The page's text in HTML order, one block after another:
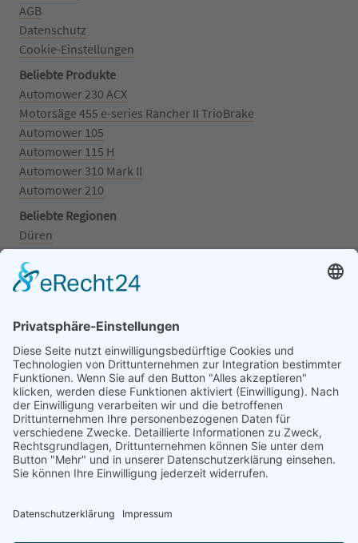
AGB
Datenschutz
Cookie-Einstellungen
Beliebte Produkte
Automower 230 ACX
Motorsäge 455 e-series Rancher II TrioBrake
Automower 105
Automower 115 H
Automower 310 Mark II
Automower 210
Beliebte Regionen
Düren
Grafschaft
Kalenborn
Mayschoß
Bonn
Beliebte Kategorien
Aufsitzrasenmäher
Mähroboter
Motorsäge
Schneefräse
Akku
Generator